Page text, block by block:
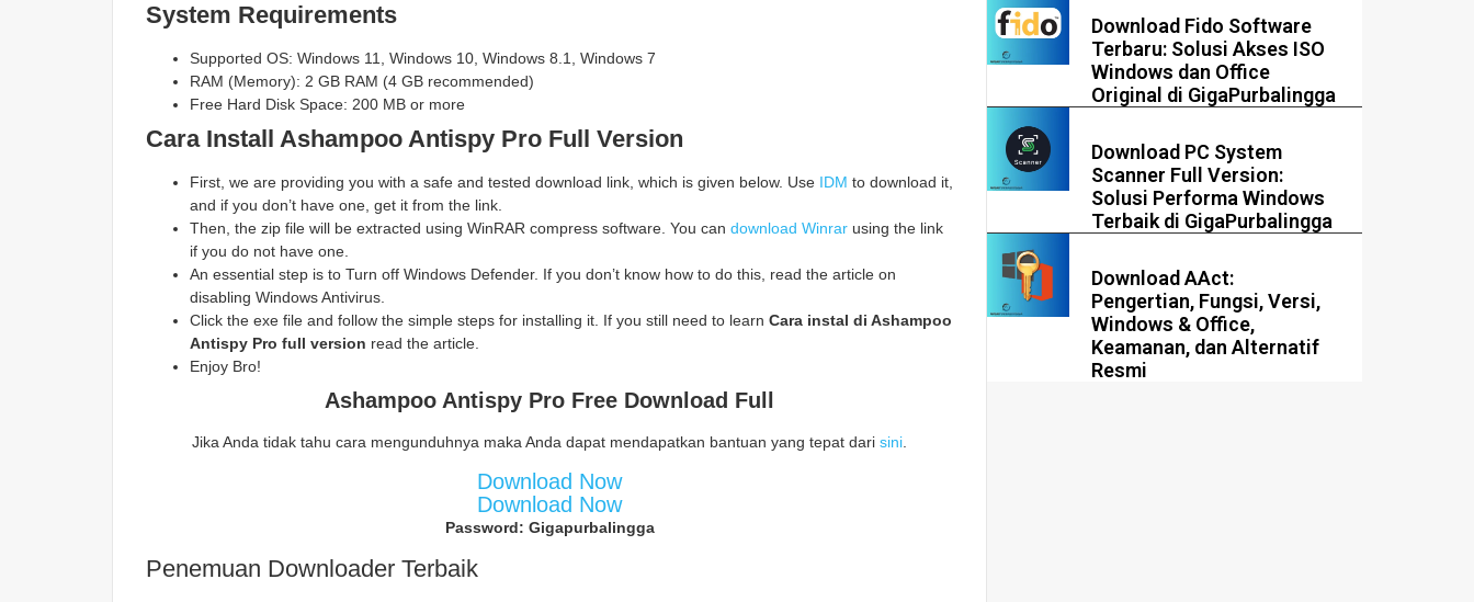
System Requirements
Supported OS: Windows 11, Windows 10, Windows 8.1, Windows 7
RAM (Memory): 2 GB RAM (4 GB recommended)
Free Hard Disk Space: 200 MB or more
Cara Install Ashampoo Antispy Pro Full Version
First, we are providing you with a safe and tested download link, which is given below. Use IDM to download it,
and if you don’t have one, get it from the link.
Then, the zip file will be extracted using WinRAR compress software. You can download Winrar using the link
if you do not have one.
An essential step is to Turn off Windows Defender. If you don’t know how to do this, read the article on
disabling Windows Antivirus.
Click the exe file and follow the simple steps for installing it. If you still need to learn Cara instal di Ashampoo
Antispy Pro full version read the article.
Enjoy Bro!
Ashampoo Antispy Pro Free Download Full
Jika Anda tidak tahu cara mengunduhnya maka Anda dapat mendapatkan bantuan yang tepat dari sini.
Download Now
Download Now
Password: Gigapurbalingga
Penemuan Downloader Terbaik
Download Fido Software
Terbaru: Solusi Akses ISO
Windows dan Office
Original di GigaPurbalingga
Download PC System
Scanner Full Version:
Solusi Performa Windows
Terbaik di GigaPurbalingga
Download AAct:
Pengertian, Fungsi, Versi,
Windows & Office,
Keamanan, dan Alternatif
Resmi